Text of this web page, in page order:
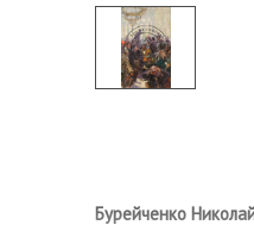
Бурейченко